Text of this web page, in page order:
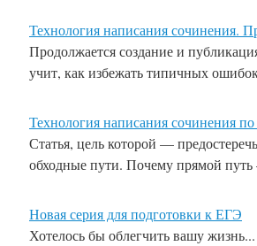
Технология написания сочинения.
Продолжается создание и
учит, как избежать типичных
Технология написания сочинения
Статья, цель которой —
обходные пути. Почему прямой
Новая серия для подготовки к ЕГЭ
Хотелось бы облегчить вашу